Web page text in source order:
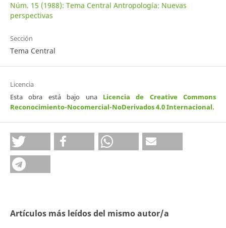
Núm. 15 (1988): Tema Central Antropología: Nuevas
perspectivas
Sección
Tema Central
Licencia
Esta obra está bajo una Licencia de Creative Commons
Reconocimiento-Nocomercial-NoDerivados 4.0 Internacional.
Artículos más leídos del mismo autor/a